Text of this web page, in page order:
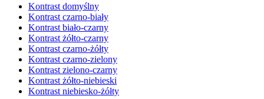
Kontrast domyślny
Kontrast czarno-biały
Kontrast biało-czarny
Kontrast żółto-czarny
Kontrast czarno-żółty
Kontrast czarno-zielony
Kontrast zielono-czarny
Kontrast żółto-niebieski
Kontrast niebiesko-żółty